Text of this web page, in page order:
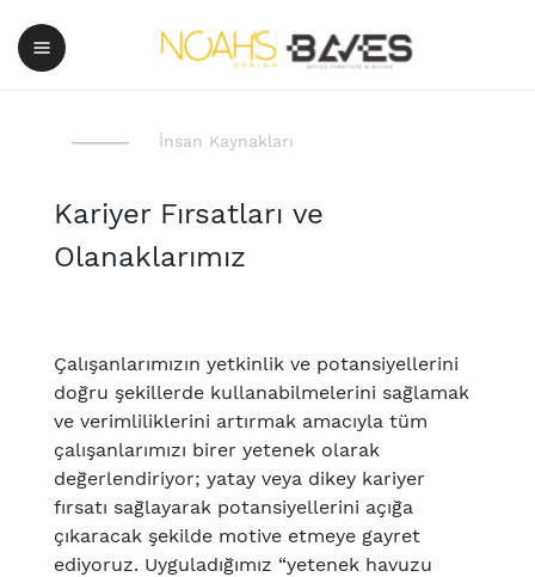
İnsan Kaynakları
Kariyer Fırsatları ve
Olanaklarımız
Çalışanlarımızın yetkinlik ve potansiyellerini
doğru şekillerde kullanabilmelerini sağlamak
ve verimliliklerini artırmak amacıyla tüm
çalışanlarımızı birer yetenek olarak
değerlendiriyor; yatay veya dikey kariyer
fırsatı sağlayarak potansiyellerini açığa
çıkaracak şekilde motive etmeye gayret
ediyoruz. Uyguladığımız “yetenek havuzu